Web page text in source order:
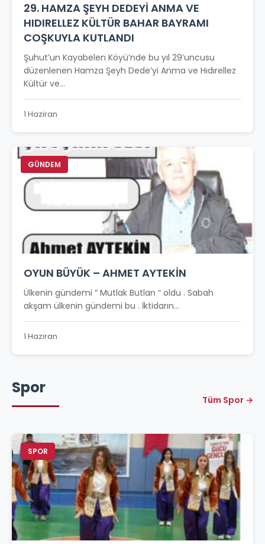
29. HAMZA ŞEYH DEDEYİ ANMA VE
HIDIRELLEZ KÜLTÜR BAHAR BAYRAMI
COŞKUYLA KUTLANDI
Şuhut’un Kayabelen Köyü’nde bu yıl 29’uncusu
düzenlenen Hamza Şeyh Dede’yi Anma ve Hıdırellez
Kültür ve...
1 Haziran
GÜNDEM
OYUN BÜYÜK – AHMET AYTEKİN
Ülkenin gündemi “ Mutlak Butlan “ oldu . Sabah
akşam ülkenin gündemi bu . İktidarın...
1 Haziran
Spor
Tüm Spor →
SPOR